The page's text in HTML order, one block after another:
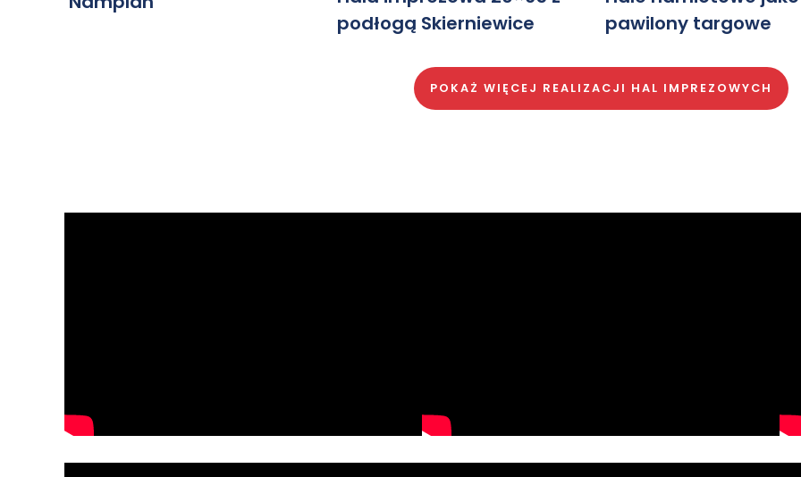
podłogą Skierniewice
pawilony targowe
POKAŻ WIĘCEJ REALIZACJI HAL IMPREZOWYCH